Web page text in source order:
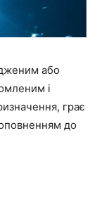
або
і
грає
до